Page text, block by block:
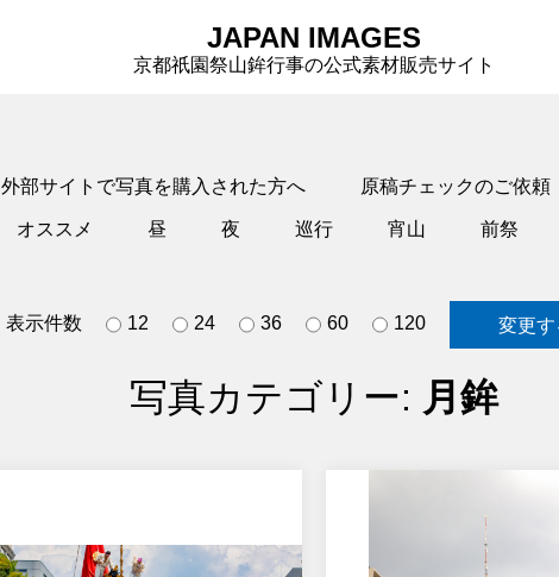
JAPAN IMAGES
京都祇園祭山鉾行事の公式素材販売サイト
外部サイトで写真を購入された方へ 原稿チェックのご依頼
オススメ 昼 夜 巡行 宵山 前祭
表示件数 12 24 36 60 120
写真カテゴリー: 月鉾